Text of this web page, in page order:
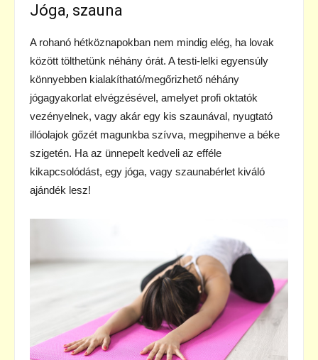
Jóga, szauna
A rohanó hétköznapokban nem mindig elég, ha lovak
között tölthetünk néhány órát. A testi-lelki egyensúly
könnyebben kialakítható/megőrizhető néhány
jógagyakorlat elvégzésével, amelyet profi oktatók
vezényelnek, vagy akár egy kis szaunával, nyugtató
illóolajok gőzét magunkba szívva, megpihenve a béke
szigetén. Ha az ünnepelt kedveli az efféle
kikapcsolódást, egy jóga, vagy szaunabérlet kiváló
ajándék lesz!